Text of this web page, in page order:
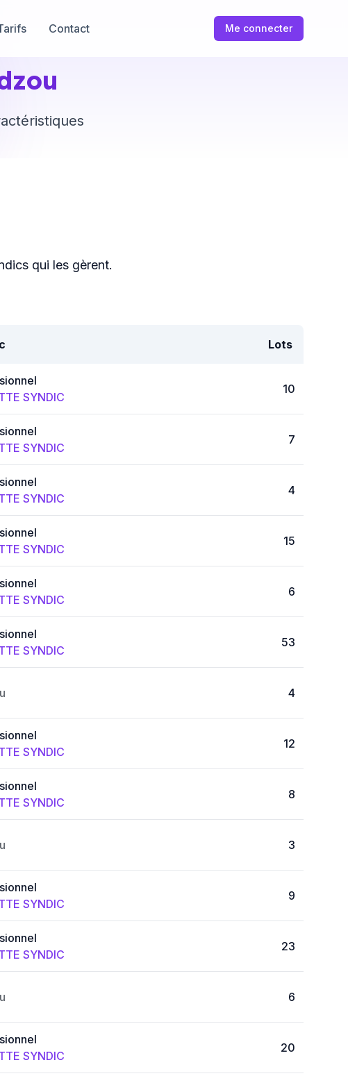
Contact Me connecter
qui les gèrent.
Lots
SYNDIC
10
SYNDIC
7
SYNDIC
4
SYNDIC
15
SYNDIC
6
SYNDIC
53
4
SYNDIC
12
SYNDIC
8
3
SYNDIC
9
SYNDIC
23
6
SYNDIC
20